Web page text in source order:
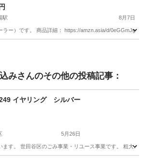
駅 8月7日
ラー）です。 商品詳細： https://amzn.asia/d/
みさんのその他の投稿記事：
イヤリング シルバー
5月26日
ます。 世⽥⾕区のごみ事業・リユース事業です。 粗